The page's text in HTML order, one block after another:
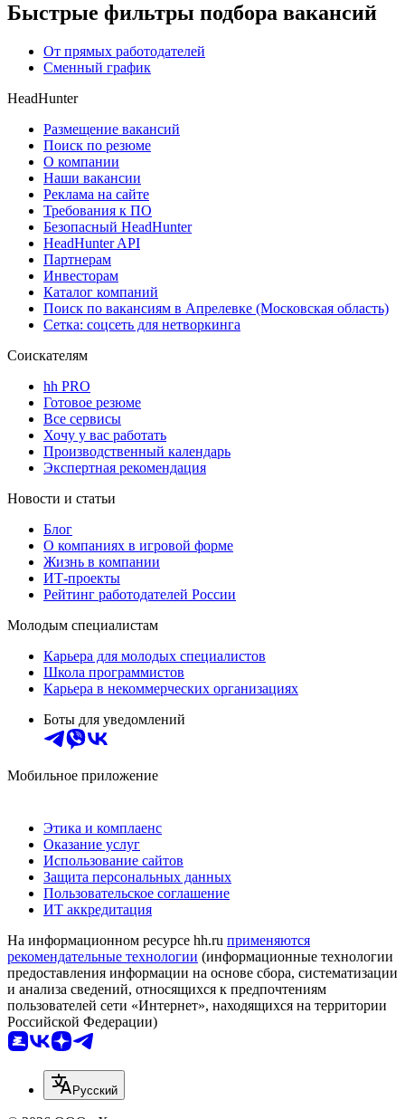
Быстрые фильтры подбора вакансий
От прямых работодателей
Сменный график
HeadHunter
Размещение вакансий
Поиск по резюме
О компании
Наши вакансии
Реклама на сайте
Требования к ПО
Безопасный HeadHunter
HeadHunter API
Партнерам
Инвесторам
Каталог компаний
Поиск по вакансиям в Апрелевке (Московская область)
Сетка: соцсеть для нетворкинга
Соискателям
hh PRO
Готовое резюме
Все сервисы
Хочу у вас работать
Производственный календарь
Экспертная рекомендация
Новости и статьи
Блог
О компаниях в игровой форме
Жизнь в компании
ИТ-проекты
Рейтинг работодателей России
Молодым специалистам
Карьера для молодых специалистов
Школа программистов
Карьера в некоммерческих организациях
Боты для уведомлений
Мобильное приложение
Этика и комплаенс
Оказание услуг
Использование сайтов
Защита персональных данных
Пользовательское соглашение
ИТ аккредитация
На информационном ресурсе hh.ru применяются
рекомендательные технологии (информационные технологии
предоставления информации на основе сбора, систематизации
и анализа сведений, относящихся к предпочтениям
пользователей сети «Интернет», находящихся на территории
Российской Федерации)
Русский